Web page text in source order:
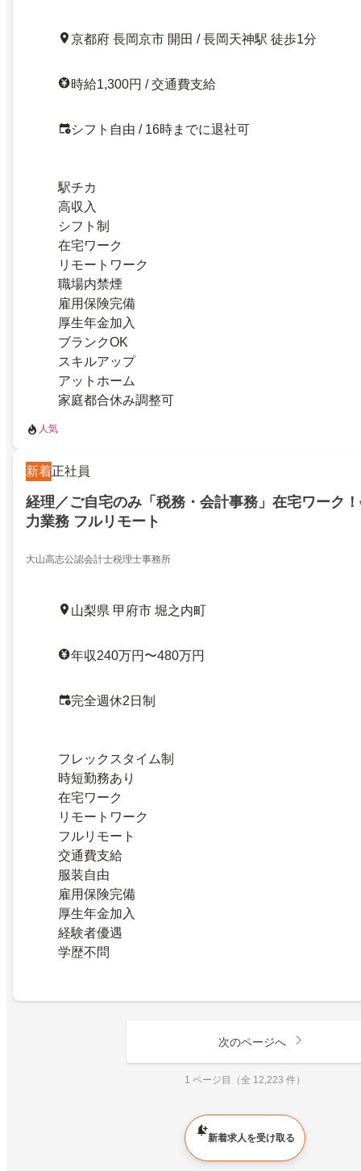
京都府 長岡京市 開田 / 長岡天神駅 徒歩1分
時給1,300円 / 交通費支給
シフト自由 / 16時までに退社可
駅チカ
高収入
シフト制
在宅ワーク
リモートワーク
職場内禁煙
雇用保険完備
厚生年金加入
ブランクOK
スキルアップ
アットホーム
家庭都合休み調整可
人気
新着正社員
経理／ご自宅のみ「税務・会計事務」在宅ワーク
力業務 フルリモート
大山高志公認会計士税理士事務所
山梨県 甲府市 堀之内町
年収240万円〜480万円
完全週休2日制
フレックスタイム制
時短勤務あり
在宅ワーク
リモートワーク
フルリモート
交通費支給
服装自由
雇用保険完備
厚生年金加入
経験者優遇
学歴不問
次のページへ
1 ページ目（全 12,223 件）
新着求人を受け取る